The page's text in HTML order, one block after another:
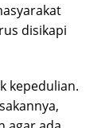
disikapi
kepedulian.